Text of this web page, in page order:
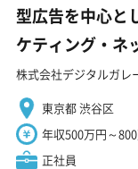
型広告を中心と
ケティング・ネ
株式会社デジタルガレ
東京都 渋谷区
年収500万円～
正社員